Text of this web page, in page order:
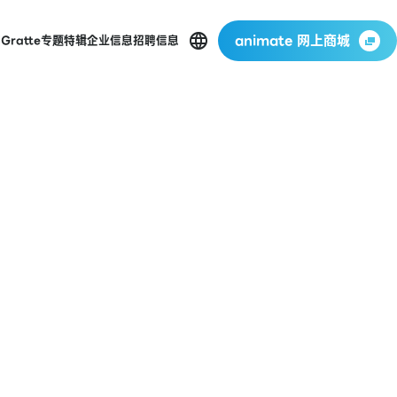
Gratte专题特辑企业信息招聘信息 animate 网上商城